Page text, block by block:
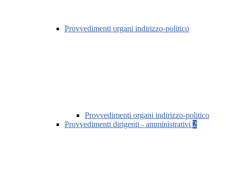
Provvedimenti organi indirizzo-politico
Provvedimenti organi indirizzo-politico
Provvedimenti dirigenti - amministrativi 2